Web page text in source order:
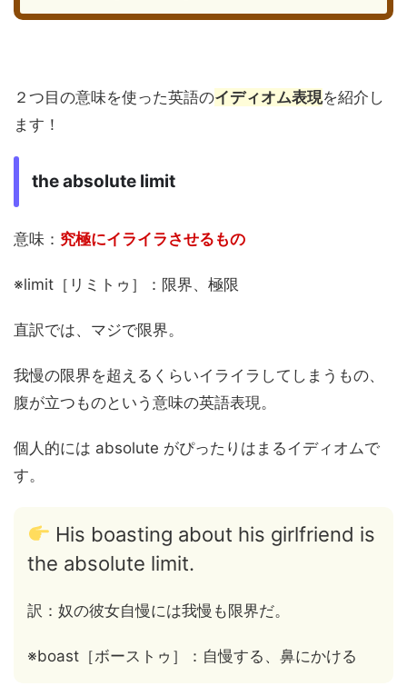
２つ目の意味を使った英語のイディオム表現を紹介し
ます！
the absolute limit
意味： 究極にイライラさせるもの
※limit［リミトゥ］：限界、極限
直訳では、マジで限界。
我慢の限界を超えるくらいイライラしてしまうもの、
腹が立つものという意味の英語表現。
個人的には absolute がぴったりはまるイディオムで
す。
His boasting about his girlfriend is
the absolute limit.
訳：奴の彼女自慢には我慢も限界だ。
※boast［ボーストゥ］：自慢する、鼻にかける